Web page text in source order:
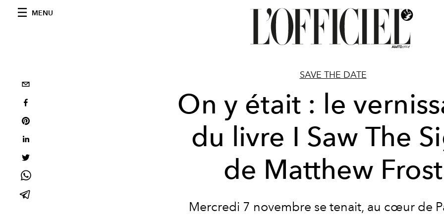
MENU
SAVE THE DATE
On y était : le
du livre I Saw The
de Matthew Frost
Mercredi 7 novembre se tenait, au cœur de